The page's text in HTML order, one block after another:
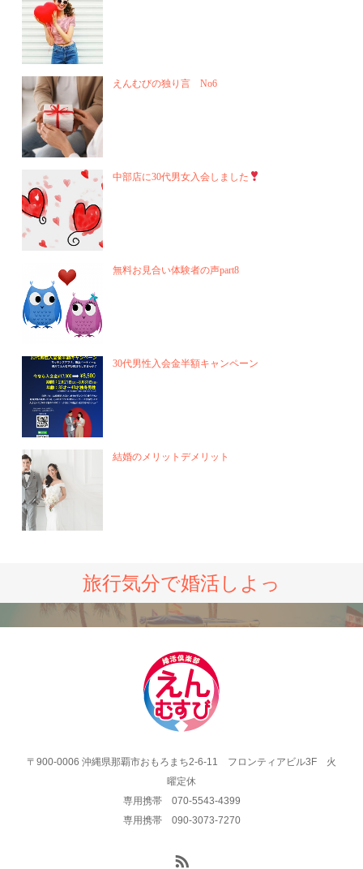
えんむびの独り言 No6
中部店に30代男女入会しました
無料お見合い体験者の声part8
30代男性入会金半額キャンペーン
結婚のメリットデメリット
旅行気分で婚活しよっ
〒900-0006 沖縄県那覇市おもろまち2-6-11 フロンティアビル3F 火
曜定休
専用携帯 070-5543-4399
専用携帯 090-3073-7270